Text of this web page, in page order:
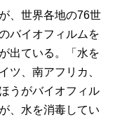
、世界各地の76世
バイオフィルムを
出ている。「水を
ツ、南アフリカ、
うがバイオフィル
、水を消毒してい